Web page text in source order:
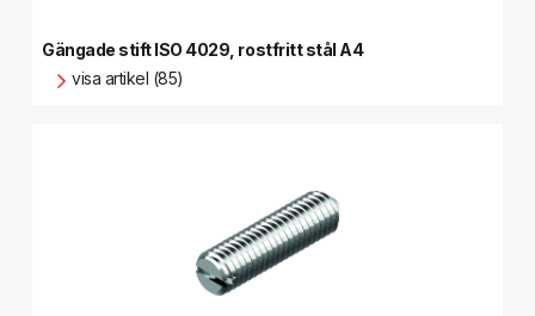
Gängade stift ISO 4029, rostfritt stål A4
visa artikel (85)